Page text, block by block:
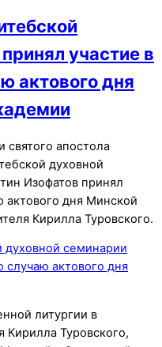
участие в
актового дня
святого апостола
духовной
Изофатов принял
актового дня Минской
Кирилла Туровского.
литургии в
Кирилла Туровского,